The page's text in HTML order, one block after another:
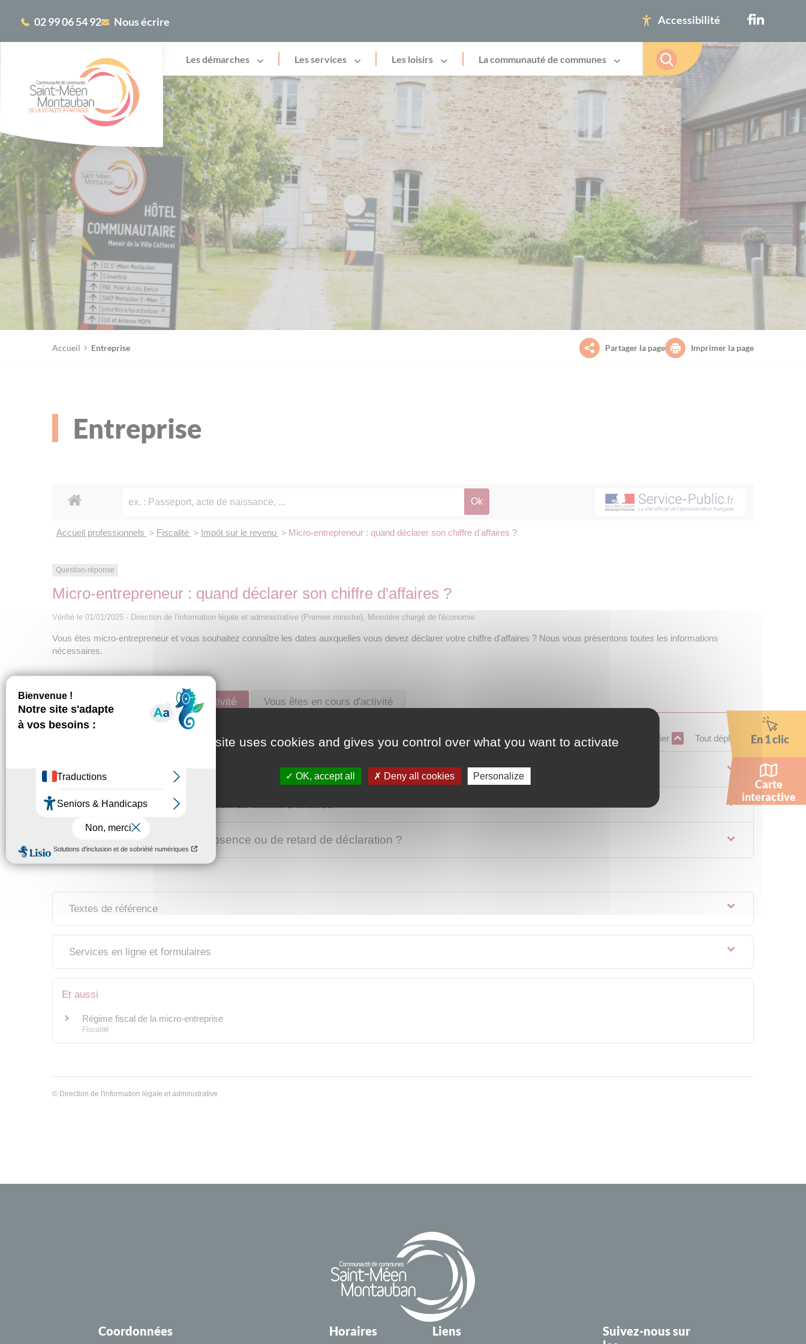
02 99 06 54 92 Nous écrire Accessibilité
Les démarches Les services Les loisirs La communauté de communes
Accueil Entreprise Partager la page Imprimer la page
Entreprise
Accueil professionnels > Fiscalité > Impôt sur le revenu > Micro-entrepreneur : quand déclarer son chiffre d'affaires ?
Question-réponse
Micro-entrepreneur : quand déclarer son chiffre d'affaires ?
Vérifié le 01/01/2025 - Direction de l'information légale et administrative (Premier ministre), Ministère chargé de l'économie
Vous êtes micro-entrepreneur et vous souhaitez connaître les dates auxquelles vous devez déclarer votre chiffre d'affaires ? Nous vous présentons toutes les informations
nécessaires.
Vous débutez ou reprenez une activité Vous êtes en cours d'activité
Tout replier Tout déplier
Quand faut-il déclarer votre chiffre d'affaires ?
Comment faire votre déclaration de chiffre d'affaires ?
Que se passe-t-il en cas d'absence ou de retard de déclaration ?
Textes de référence
Services en ligne et formulaires
Et aussi
Régime fiscal de la micro-entreprise
Fiscalité
© Direction de l'information légale et administrative
En 1 clic
Carte
interactive
Coordonnées Horaires Liens
Suivez-nous sur
This site uses cookies and gives you control over what you want to activate
OK, accept all Deny all cookies Personalize